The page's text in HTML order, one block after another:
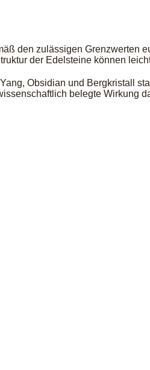
den zulässigen Grenzwerten
der Edelsteine können
Obsidian und Bergkristall
belegte Wirkung